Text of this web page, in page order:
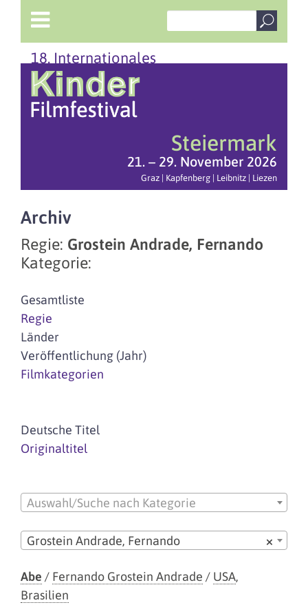
18. Internationales
Steiermark
21. – 29. November 2026
Graz | Kapfenberg | Leibnitz | Liezen
Archiv
Regie: Grostein Andrade, Fernando
Kategorie:
Gesamtliste
Regie
Länder
Veröffentlichung (Jahr)
Filmkategorien
Deutsche Titel
Originaltitel
Auswahl/Suche nach Kategorie
×
Grostein Andrade, Fernando
Abe / Fernando Grostein Andrade / USA,
Brasilien